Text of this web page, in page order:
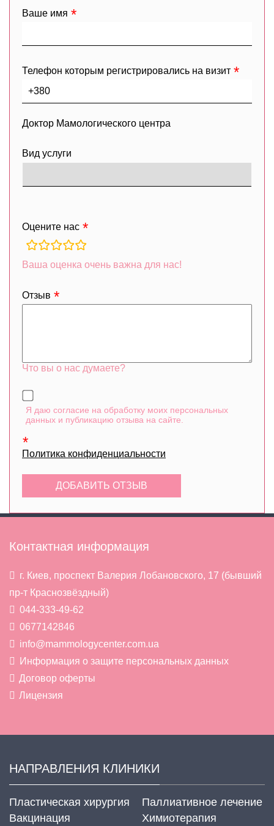
Ваше имя
Телефон которым регистрировались на визит
Доктор Мамологического центра
Вид услуги
Оцените нас
rating
fields
Ваша оценка очень важна для нас!
Отзыв
Что вы о нас думаете?
Я даю согласие на обработку моих персональных
данных и публикацию отзыва на сайте.
Политика конфиденциальности
Контактная информация
г. Киев, проспект Валерия Лобановского, 17 (бывший
пр-т Краснозвёздный)
044-333-49-62
0677142846
info@mammologycenter.com.ua
Информация о защите персональных данных
Договор оферты
Лицензия
НАПРАВЛЕНИЯ КЛИНИКИ
Пластическая хирургия
Вакцинация
Паллиативное лечение
Химиотерапия